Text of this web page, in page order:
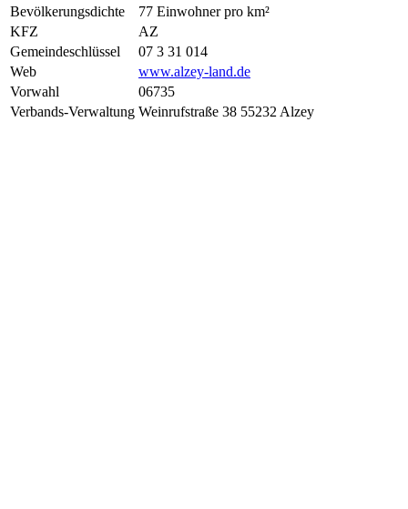
Bevölkerungsdichte
77 Einwohner pro km²
KFZ
AZ
Gemeindeschlüssel
07 3 31 014
Web
www.alzey-land.de
Vorwahl
06735
Verbands-Verwaltung Weinrufstraße 38 55232 Alzey